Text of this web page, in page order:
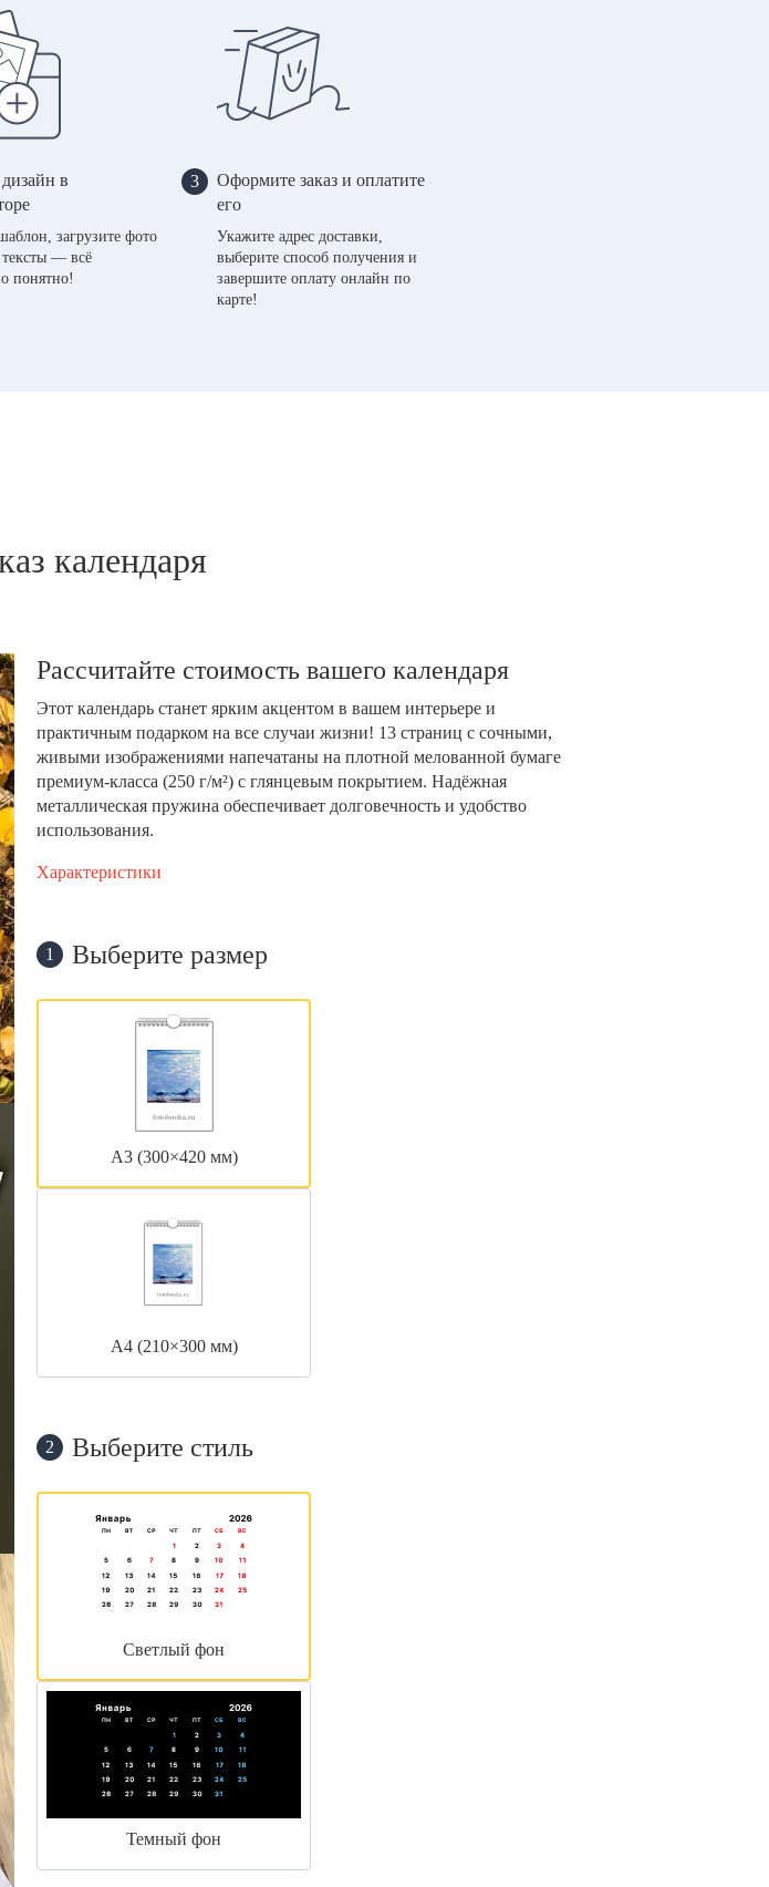
в
загрузите фото
тексты — всё
понятно!
3
Оформите заказ и оплатите
его
Укажите адрес доставки,
выберите способ получения и
завершите оплату онлайн по
карте!
календаря
Рассчитайте стоимость вашего календаря
Этот календарь станет ярким акцентом в вашем интерьере и
практичным подарком на все случаи жизни! 13 страниц с сочными,
живыми изображениями напечатаны на плотной мелованной бумаге
премиум-класса (250 г/м²) с глянцевым покрытием. Надёжная
металлическая пружина обеспечивает долговечность и удобство
использования.
Характеристики
1 Выберите размер
А3 (300×420 мм)
А4 (210×300 мм)
2 Выберите стиль
Светлый фон
Темный фон